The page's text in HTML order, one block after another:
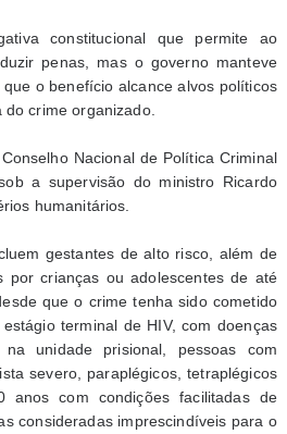
constitucional que permite ao
penas, mas o governo manteve
o benefício alcance alvos políticos
crime organizado.
Nacional de Política Criminal
a supervisão do ministro Ricardo
humanitários.
gestantes de alto risco, além de
por crianças ou adolescentes de até
que o crime tenha sido cometido
terminal de HIV, com doenças
unidade prisional, pessoas com
severo, paraplégicos, tetraplégicos
anos com condições facilitadas de
consideradas imprescindíveis para o